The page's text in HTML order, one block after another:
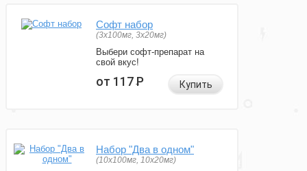
Софт набор
(3x100мг, 3x20мг)
Выбери софт-препарат на
свой вкус!
от 117Р Купить
Набор "Два в одном"
(10x100мг, 10x20мг)